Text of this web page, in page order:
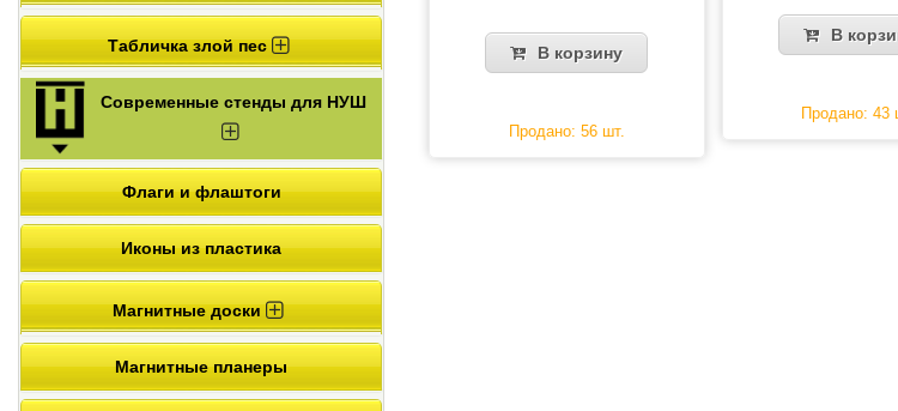
Табличка злой пес
Современные стенды для НУШ
Флаги и флаштоги
Иконы из пластика
Магнитные доски
Магнитные планеры
В корзину
Продано: 56 шт.
В
Продано: 43